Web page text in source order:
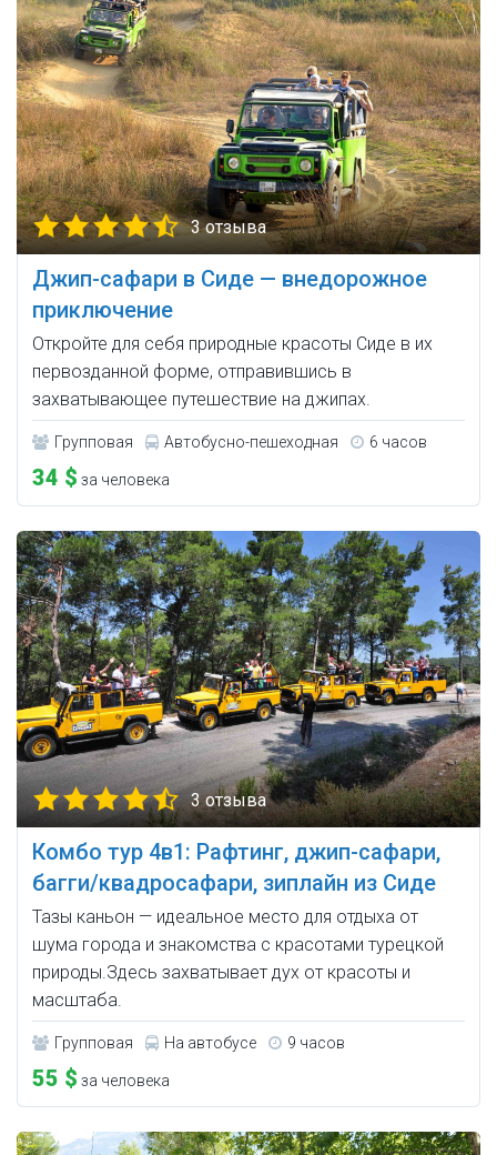
3 отзыва
Джип-сафари в Сиде — внедорожное
приключение
Откройте для себя природные красоты Сиде в их
первозданной форме, отправившись в
захватывающее путешествие на джипах.
Групповая Автобусно-пешеходная 6 часов
34 $ за человека
3 отзыва
Комбо тур 4в1: Рафтинг, джип-сафари,
багги/квадросафари, зиплайн из Сиде
Тазы каньон — идеальное место для отдыха от
шума города и знакомства с красотами турецкой
природы.Здесь захватывает дух от красоты и
масштаба.
Групповая На автобусе 9 часов
55 $ за человека